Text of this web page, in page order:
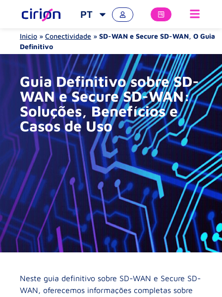
PT
Inicio » Conectividade » SD-WAN e Secure SD-WAN, O Guia
Definitivo
Guia Definitivo sobre SD-
WAN e Secure SD-WAN:
Soluções, Benefícios e
Casos de Uso
Neste guia definitivo sobre SD-WAN e Secure SD-
WAN, oferecemos informações completas sobre